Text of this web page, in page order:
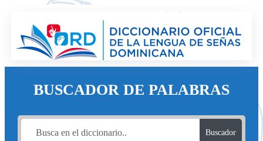
BUSCADOR DE PALABRAS
Buscador